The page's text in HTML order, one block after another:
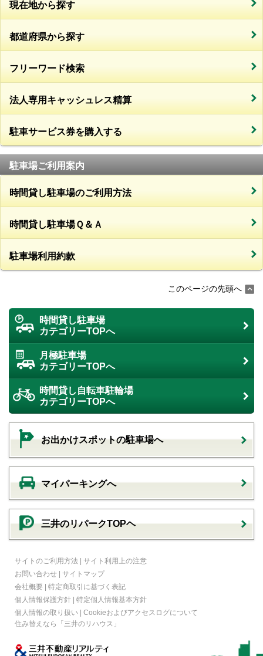
現在地から探す
都道府県から探す
フリーワード検索
法人専用キャッシュレス精算
駐車サービス券を購入する
駐車場ご利用案内
時間貸し駐車場のご利用方法
時間貸し駐車場Ｑ＆Ａ
駐車場利用約款
このページの先頭へ
時間貸し駐車場
カテゴリーTOPへ
月極駐車場
カテゴリーTOPへ
時間貸し自転車駐輪場
カテゴリーTOPへ
お出かけスポットの駐車場へ
マイパーキングへ
三井のリパークTOPヘ
サイトのご利用方法 | サイト利用上の注意
お問い合わせ | サイトマップ
会社概要 | 特定商取引に基づく表記
個人情報保護方針 | 特定個人情報基本方針
個人情報の取り扱い | Cookieおよびアクセスログについて
住み替えなら
「三井のリハウス」